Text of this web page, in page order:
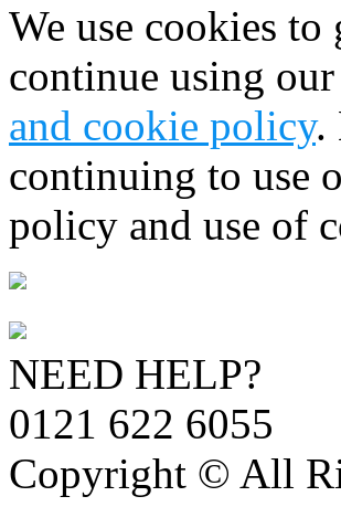
We use cookies
continue using
and cookie policy.
continuing to use
policy and use of
NEED HELP?
0121 622 6055
Copyright © All